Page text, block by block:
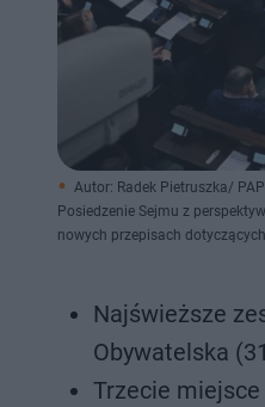
Autor: Radek Pietruszka/ PAP
Posiedzenie Sejmu z
nowych przepisach
Najświeższe
Obywatelska
Trzecie